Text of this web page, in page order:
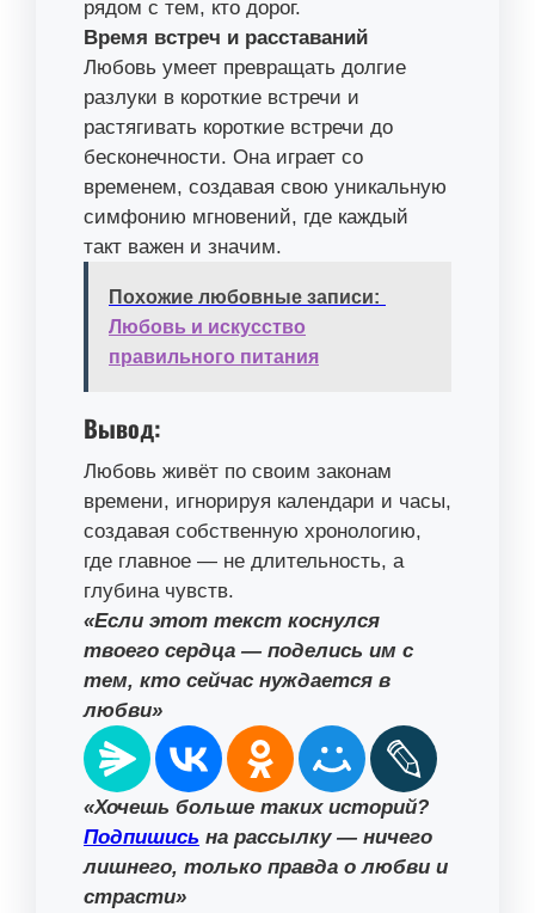
рядом с тем, кто дорог.
Время встреч и расставаний
Любовь умеет превращать долгие
разлуки в короткие встречи и
растягивать короткие встречи до
бесконечности. Она играет со
временем, создавая свою уникальную
симфонию мгновений, где каждый
такт важен и значим.
Похожие любовные записи:
Любовь и искусство
правильного питания
Вывод:
Любовь живёт по своим законам
времени, игнорируя календари и часы,
создавая собственную хронологию,
где главное — не длительность, а
глубина чувств.
«Если этот текст коснулся
твоего сердца — поделись им с
тем, кто сейчас нуждается в
любви»
«Хочешь больше таких историй?
Подпишись на рассылку — ничего
лишнего, только правда о любви и
страсти»